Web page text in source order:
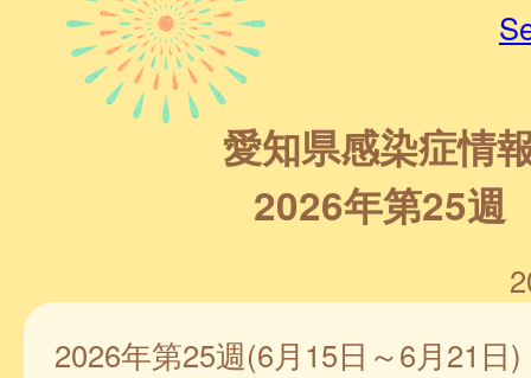
愛知県感染症情
2026年第25週
2026年第25週(6月15日～6月21日)